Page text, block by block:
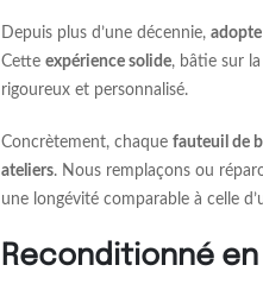
Depuis plus d’une décennie,
Cette expérience solide, bâtie sur
rigoureux et personnalisé.
Concrètement, chaque fauteuil de
ateliers. Nous remplaçons ou
une longévité comparable à celle
Reconditionné